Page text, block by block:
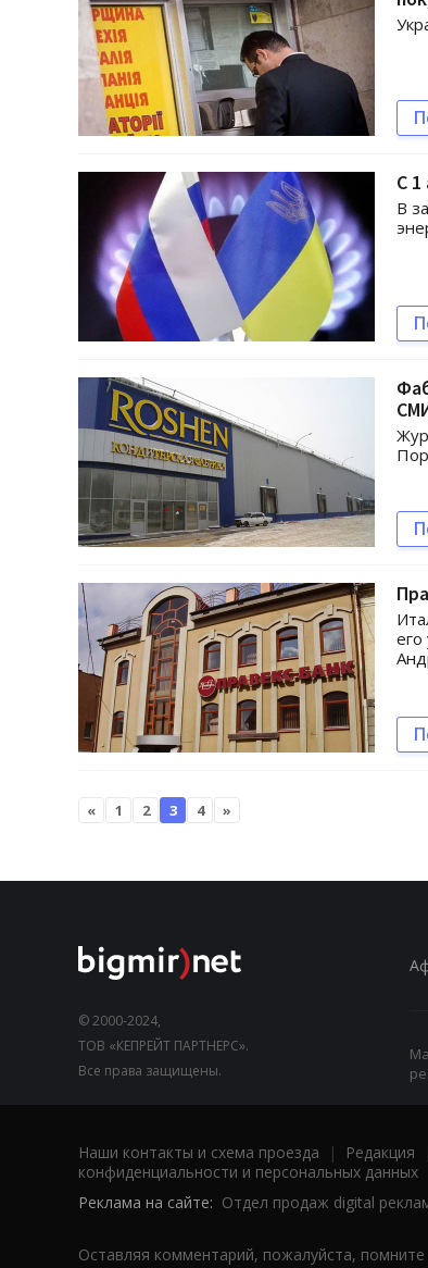
С 1
В
« 1 2 3 4 »
© 2000-2024,
ТОВ «КЕПРЕЙТ ПАРТНЕРС».
Все права защищены.
Наши контакты и схема проезда | Редакция
конфиденциальности и персональных данных
Реклама на сайте: Отдел продаж digital
Оставляя комментарий, пожалуйста,